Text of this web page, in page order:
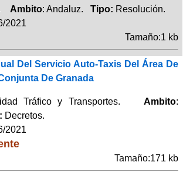
Ambito: Andaluz. Tipo: Resolución.
2021
Tamaño:1 kb
Del Servicio Auto-Taxis Del Área De
De Granada
Tráfico y Transportes. Ambito:
Decretos.
2021
Tamaño:171 kb